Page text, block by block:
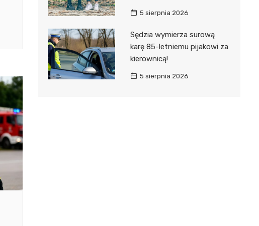
5 sierpnia 2026
Sędzia wymierza surową
karę 85-letniemu pijakowi za
kierownicą!
5 sierpnia 2026